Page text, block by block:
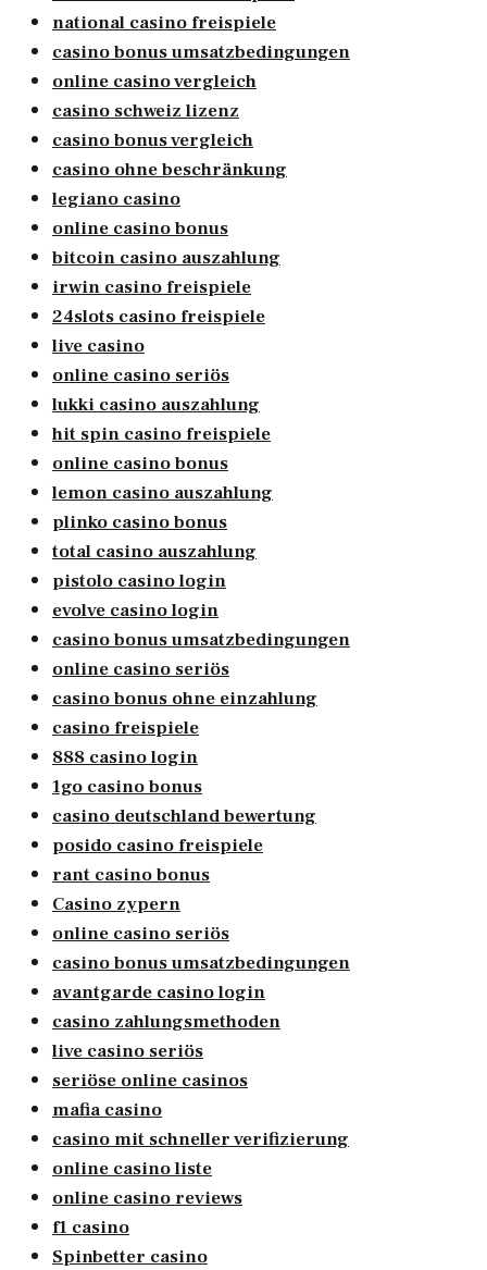
national casino freispiele
casino bonus umsatzbedingungen
online casino vergleich
casino schweiz lizenz
casino bonus vergleich
casino ohne beschränkung
legiano casino
online casino bonus
bitcoin casino auszahlung
irwin casino freispiele
24slots casino freispiele
live casino
online casino seriös
lukki casino auszahlung
hit spin casino freispiele
online casino bonus
lemon casino auszahlung
plinko casino bonus
total casino auszahlung
pistolo casino login
evolve casino login
casino bonus umsatzbedingungen
online casino seriös
casino bonus ohne einzahlung
casino freispiele
888 casino login
1go casino bonus
casino deutschland bewertung
posido casino freispiele
rant casino bonus
Casino zypern
online casino seriös
casino bonus umsatzbedingungen
avantgarde casino login
casino zahlungsmethoden
live casino seriös
seriöse online casinos
mafia casino
casino mit schneller verifizierung
online casino liste
online casino reviews
f1 casino
Spinbetter casino